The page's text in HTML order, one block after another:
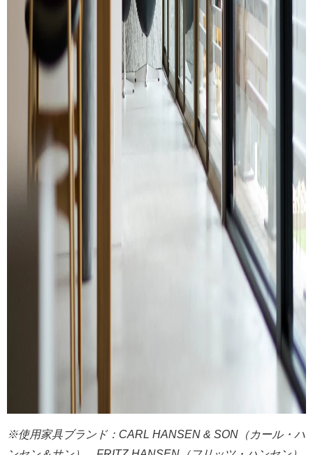
※使用家具ブランド：CARL HANSEN & SON（カール・ハ